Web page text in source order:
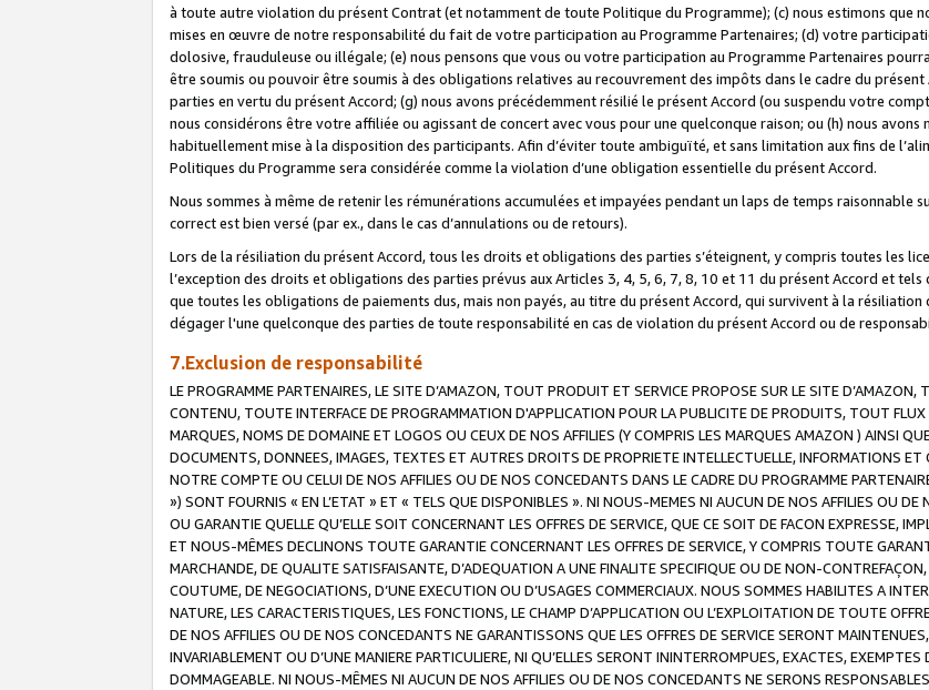
à toute autre violation du présent Contrat (et notamment de toute Politique du Programme); (c) nous estimons que
mises en œuvre de notre responsabilité du fait de votre participation au Programme Partenaires; (d) votre
dolosive, frauduleuse ou illégale; (e) nous pensons que vous ou votre participation au Programme Partenaires
être soumis ou pouvoir être soumis à des obligations relatives au recouvrement des impôts dans le cadre du présent
parties en vertu du présent Accord; (g) nous avons précédemment résilié le présent Accord (ou suspendu votre
nous considérons être votre affiliée ou agissant de concert avec vous pour une quelconque raison; ou (h) nous avons
habituellement mise à la disposition des participants. Afin d’éviter toute ambiguïté, et sans limitation aux fins de
Politiques du Programme sera considérée comme la violation d’une obligation essentielle du présent Accord.
Nous sommes à même de retenir les rémunérations accumulées et impayées pendant un laps de temps
correct est bien versé (par ex., dans le cas d’annulations ou de retours).
Lors de la résiliation du présent Accord, tous les droits et obligations des parties s’éteignent, y compris toutes les
l’exception des droits et obligations des parties prévus aux Articles 3, 4, 5, 6, 7, 8, 10 et 11 du présent Accord et
que toutes les obligations de paiements dus, mais non payés, au titre du présent Accord, qui survivent à la
dégager l'une quelconque des parties de toute responsabilité en cas de violation du présent Accord ou de
7.Exclusion de responsabilité
LE PROGRAMME PARTENAIRES, LE SITE D’AMAZON, TOUT PRODUIT ET SERVICE PROPOSE SUR LE SITE
CONTENU, TOUTE INTERFACE DE PROGRAMMATION D'APPLICATION POUR LA PUBLICITE DE PRODUITS, TOUT
MARQUES, NOMS DE DOMAINE ET LOGOS OU CEUX DE NOS AFFILIES (Y COMPRIS LES MARQUES AMAZON ) AINSI
DOCUMENTS, DONNEES, IMAGES, TEXTES ET AUTRES DROITS DE PROPRIETE INTELLECTUELLE, INFORMATIONS
NOTRE COMPTE OU CELUI DE NOS AFFILIES OU DE NOS CONCEDANTS DANS LE CADRE DU PROGRAMME
») SONT FOURNIS « EN L’ETAT » ET « TELS QUE DISPONIBLES ». NI NOUS-MEMES NI AUCUN DE NOS AFFILIES OU
OU GARANTIE QUELLE QU’ELLE SOIT CONCERNANT LES OFFRES DE SERVICE, QUE CE SOIT DE FACON EXPRESSE,
ET NOUS-MÊMES DECLINONS TOUTE GARANTIE CONCERNANT LES OFFRES DE SERVICE, Y COMPRIS TOUTE
MARCHANDE, DE QUALITE SATISFAISANTE, D’ADEQUATION A UNE FINALITE SPECIFIQUE OU DE NON-
COUTUME, DE NEGOCIATIONS, D’UNE EXECUTION OU D’USAGES COMMERCIAUX. NOUS SOMMES HABILITES A
NATURE, LES CARACTERISTIQUES, LES FONCTIONS, LE CHAMP D’APPLICATION OU L’EXPLOITATION DE TOUTE
DE NOS AFFILIES OU DE NOS CONCEDANTS NE GARANTISSONS QUE LES OFFRES DE SERVICE SERONT
INVARIABLEMENT OU D’UNE MANIERE PARTICULIERE, NI QU’ELLES SERONT ININTERROMPUES, EXACTES,
DOMMAGEABLE. NI NOUS-MÊMES NI AUCUN DE NOS AFFILIES OU DE NOS CONCEDANTS NE SERONS